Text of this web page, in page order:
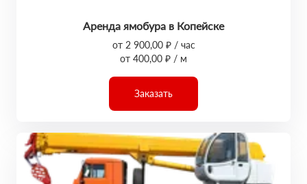
Аренда ямобура в Копейске
от 2 900,00 ₽ / час
от 400,00 ₽ / м
Заказать